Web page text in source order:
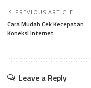
PREVIOUS ARTICLE
Cara Mudah Cek Kecepatan
Koneksi Internet
Leave a Reply